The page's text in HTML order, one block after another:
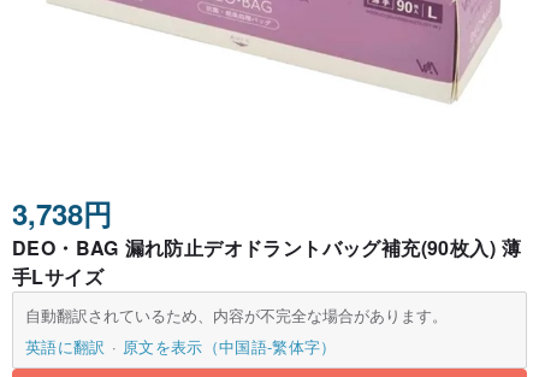
3,738円
DEO・BAG 漏れ防止デオドラントバッグ補充(90枚入) 薄
手Lサイズ
自動翻訳されているため、内容が不完全な場合があります。
英語に翻訳
原文を表示（中国語-繁体字）